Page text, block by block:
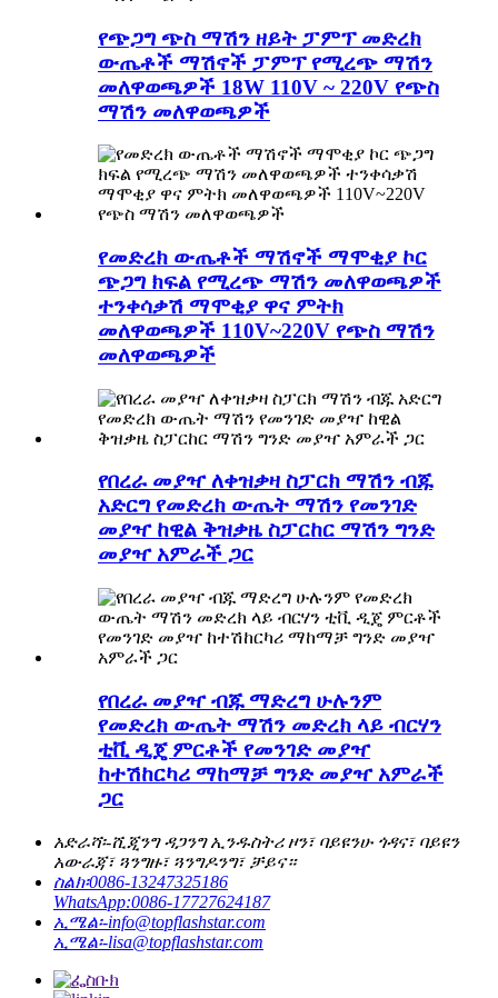
የጭጋግ ጭስ ማሽን ዘይት ፓምፕ መድረክ
ውጤቶች ማሽኖች ፓምፕ የሚረጭ ማሽን
መለዋወጫዎች 18W 110V ~ 220V የጭስ
ማሽን መለዋወጫዎች
የመድረክ ውጤቶች ማሽኖች ማሞቂያ ኮር
ጭጋግ ክፍል የሚረጭ ማሽን መለዋወጫዎች
ተንቀሳቃሽ ማሞቂያ ዋና ምትክ
መለዋወጫዎች 110V~220V የጭስ ማሽን
መለዋወጫዎች
የበረራ መያዣ ለቀዝቃዛ ስፓርክ ማሽን ብጁ
አድርግ የመድረክ ውጤት ማሽን የመንገድ
መያዣ ከዊል ቅዝቃዜ ስፓርከር ማሽን ግንድ
መያዣ አምራች ጋር
የበረራ መያዣ ብጁ ማድረግ ሁሉንም
የመድረክ ውጤት ማሽን መድረክ ላይ ብርሃን
ቲቪ ዲጄ ምርቶች የመንገድ መያዣ
ከተሽከርካሪ ማከማቻ ግንድ መያዣ አምራች
ጋር
አድራሻ፡-ሺጂንግ ዳጋንግ ኢንዱስትሪ ዞን፣ ባይዩንሁ ጎዳና፣ ባይዩን
አውራጃ፣ ጓንግዙ፣ ጓንግዶንግ፣ ቻይና።
ስልክ፡0086-13247325186
WhatsApp:0086-17727624187
ኢሜል፡-info@topflashstar.com
ኢሜል፡-lisa@topflashstar.com